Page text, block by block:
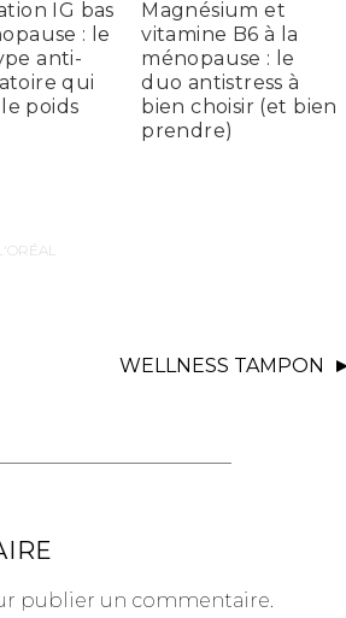
IG bas
: le
anti-
qui
poids
Magnésium et
vitamine B6 à la
ménopause : le
duo antistress à
bien choisir (et bien
prendre)
WELLNESS TAMPON
publier un commentaire.